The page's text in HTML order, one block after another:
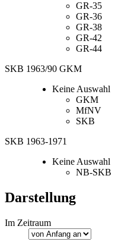
GR-35
GR-36
GR-38
GR-42
GR-44
SKB 1963/90 GKM
Keine Auswahl
GKM
MfNV
SKB
SKB 1963-1971
Keine Auswahl
NB-SKB
Darstellung
Im Zeitraum